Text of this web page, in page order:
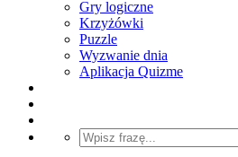
Gry logiczne
Krzyżówki
Puzzle
Wyzwanie dnia
Aplikacja Quizme